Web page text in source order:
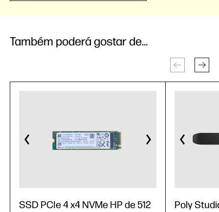
Também poderá gostar de...
SSD PCIe 4 x4 NVMe HP de 512
Poly